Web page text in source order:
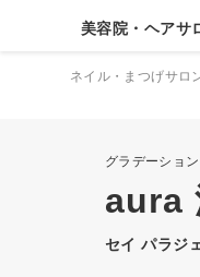
美容院・ヘアサ
ネイル・まつげサロ
グラデーショ
aura
セイ パラジ